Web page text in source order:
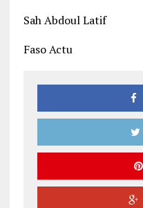
Sah Abdoul Latif
Faso Actu